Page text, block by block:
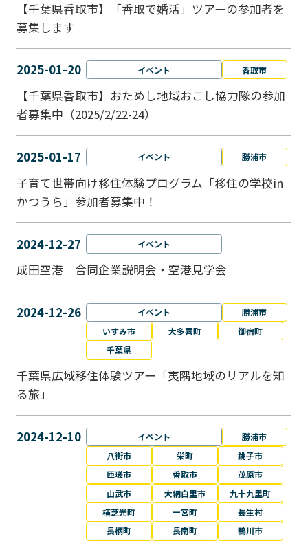
【千葉県香取市】「香取で婚活」ツアーの参加者を
募集します
2025-01-20 イベント 香取市
【千葉県香取市】おためし地域おこし協力隊の参加
者募集中（2025/2/22-24）
2025-01-17 イベント 勝浦市
子育て世帯向け移住体験プログラム「移住の学校in
かつうら」参加者募集中！
2024-12-27 イベント
成田空港 合同企業説明会・空港見学会
2024-12-26 イベント
勝浦市
いすみ市
大多喜町
御宿町
千葉県
千葉県広域移住体験ツアー「夷隅地域のリアルを知
る旅」
2024-12-10 イベント
勝浦市
八街市
栄町
銚子市
匝瑳市
香取市
茂原市
山武市
大網白里市
九十九里町
横芝光町
一宮町
長生村
長柄町
長南町
鴨川市